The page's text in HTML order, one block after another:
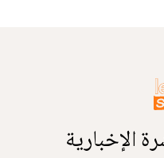
الإخبارية